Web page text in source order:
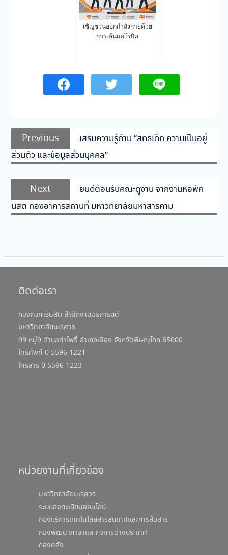
เชิญชวนออกกำลังกายด้วย
การเต้นแอโรบิค
แนะแนว
เรื่อง
Previous
Previous
post:
เสริมความรู้ด้าน “สิทธิเด็ก ความเป็นอยู่
ส่วนตัว และข้อมูลส่วนบุคคล”
Next
Next
post:
ยินดีต้อนรับคณะดูงาน จากงานหอพัก
นิสิต กองอาคารสถานที่ มหาวิทยาลัยมหาสารคาม
ติดต่อเรา
กองกิจการนิสิต สำนักงานอธิการบดี
มหาวิทยาลัยนเรศวร
99 หมู่9 ตำบลท่าโพธิ์ อำเภอเมือง จังหวัดพิษณุโลก 65000
โทรศัพท์ 0 5596 1221
โทรสาร 0 5596 1223
หน่วยงานที่เกี่ยวข้อง
มหาวิทยาลัยนเรศวร
ระบบลงทะเบียนออนไลน์
กองบริการเทคโนโลยีสารสนเทศและการสื่อสาร
กองพัฒนาภาษาและกิจการต่างประเทศ
กองคลัง